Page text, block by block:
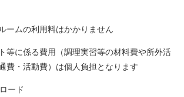
ームの利用料はかかりません
等に係る費用（調理実習等の材料費や所外活
費・活動費）は個人負担となります
ード